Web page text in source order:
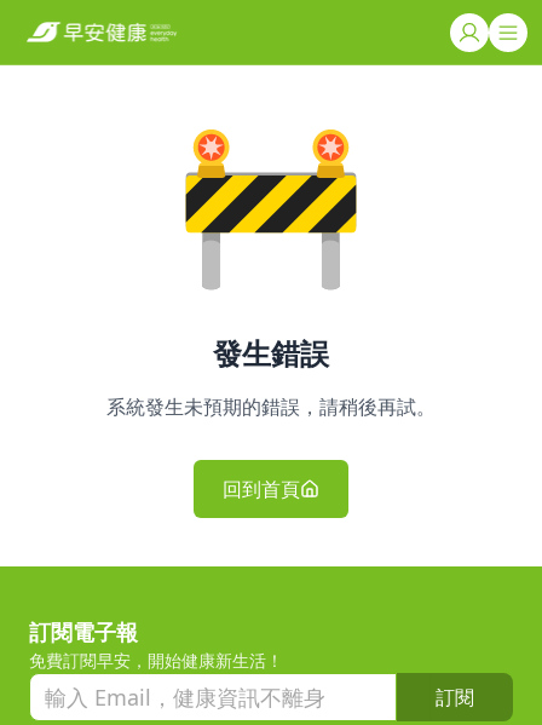
發生錯誤
系統發生未預期的錯誤，請稍後再試。
回到首頁
訂閱電子報
免費訂閱早安，開始健康新生活！
訂閱